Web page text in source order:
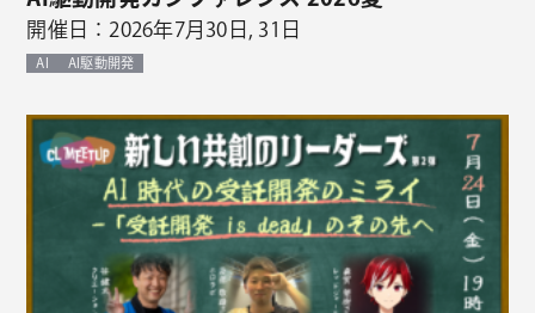
開催日：2026年7月30日, 31日
AI AI駆動開発